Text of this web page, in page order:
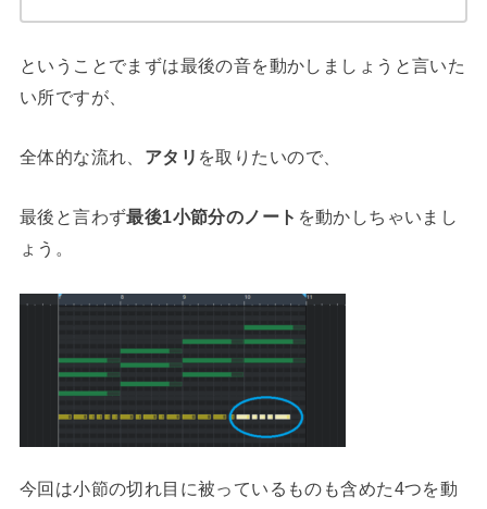
ということでまずは最後の音を動かしましょうと言いた
い所ですが、
全体的な流れ、 アタリ を取りたいので、
最後と言わず最後1小節分のノート を動かしちゃいまし
ょう。
今回は小節の切れ目に被っているものも含めた4つを動